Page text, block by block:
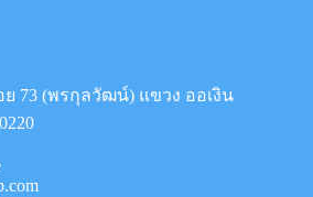
73 (พรกุลวัฒน์) แขวง ออเงิน